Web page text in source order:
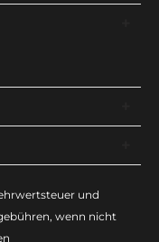
und
wenn nicht